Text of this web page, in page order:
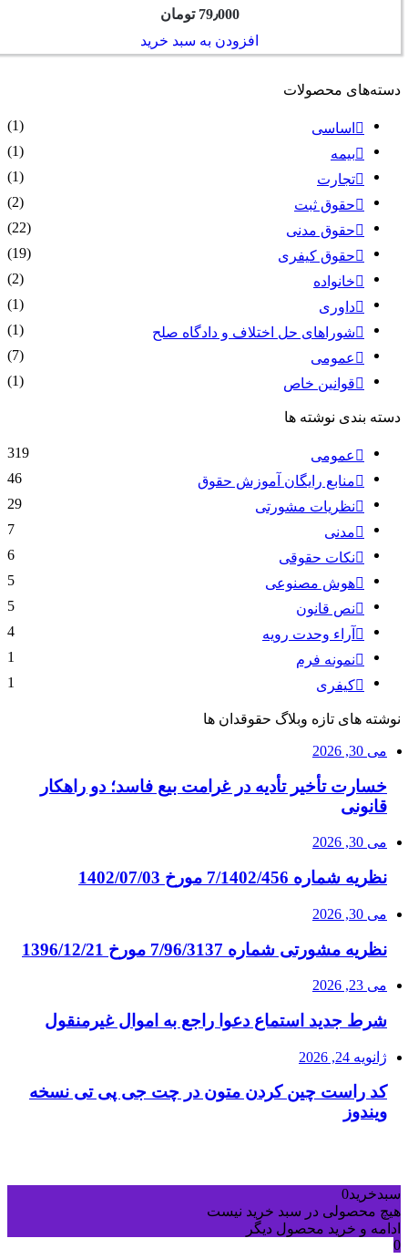
79٫000 تومان
افزودن به سبد خرید
دسته‌های محصولات
اساسی
(1)
بیمه
(1)
تجارت
(1)
حقوق ثبت
(2)
حقوق مدنی
(22)
حقوق کیفری
(19)
خانواده
(2)
داوری
(1)
شوراهای حل اختلاف و دادگاه صلح
(1)
عمومی
(7)
قوانین خاص
(1)
دسته بندی نوشته ها
عمومی
319
منابع رایگان آموزش حقوق
46
نظریات مشورتی
29
مدنی
7
نکات حقوقی
6
هوش مصنوعی
5
نص قانون
5
آراء وحدت رویه
4
نمونه فرم
1
کیفری
1
نوشته های تازه وبلاگ حقوقدان ها
می 30, 2026
خسارت تأخیر تأدیه در غرامت بیع فاسد؛ دو راهکار
قانونی
می 30, 2026
نظریه شماره 7/1402/456 مورخ 1402/07/03
می 30, 2026
نظریه مشورتی شماره 7/96/3137 مورخ 1396/12/21
می 23, 2026
شرط جدید استماع دعوا راجع به اموال غیرمنقول
ژانویه 24, 2026
کد راست چین کردن متون در چت جی پی تی نسخه
ویندوز
سبدخرید0
هیچ محصولی در سبد خرید نیست
ادامه و خرید محصول دیگر
0